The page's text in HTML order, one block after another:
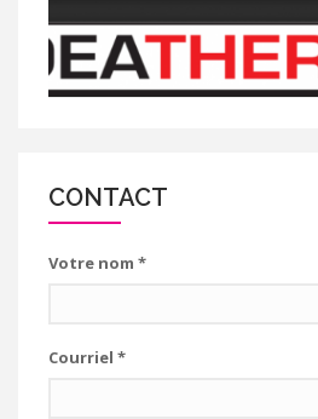
CONTACT
Votre nom *
Courriel *